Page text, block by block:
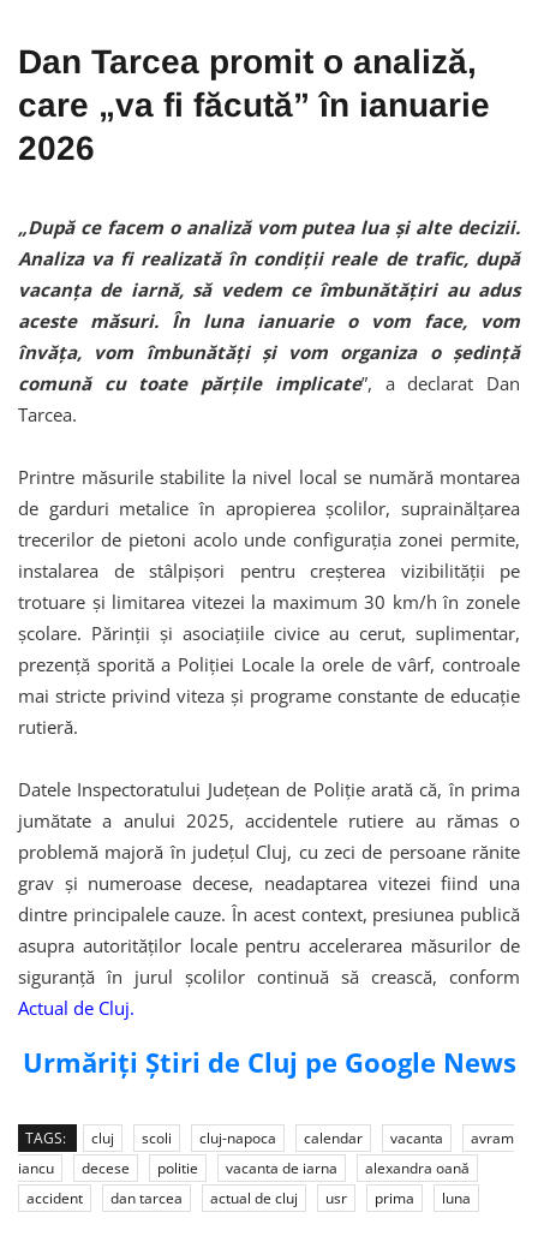
Dan Tarcea promit o analiză,
care „va fi făcută” în ianuarie
2026
„După ce facem o analiză vom putea lua și alte decizii.
Analiza va fi realizată în condiții reale de trafic, după
vacanța de iarnă, să vedem ce îmbunătățiri au adus
aceste măsuri. În luna ianuarie o vom face, vom
învăța, vom îmbunătăți și vom organiza o ședință
comună cu toate părțile implicate”, a declarat Dan
Tarcea.
Printre măsurile stabilite la nivel local se numără montarea
de garduri metalice în apropierea școlilor, suprainălțarea
trecerilor de pietoni acolo unde configurația zonei permite,
instalarea de stâlpișori pentru creșterea vizibilității pe
trotuare și limitarea vitezei la maximum 30 km/h în zonele
școlare. Părinții și asociațiile civice au cerut, suplimentar,
prezență sporită a Poliției Locale la orele de vârf, controale
mai stricte privind viteza și programe constante de educație
rutieră.
Datele Inspectoratului Județean de Poliție arată că, în prima
jumătate a anului 2025, accidentele rutiere au rămas o
problemă majoră în județul Cluj, cu zeci de persoane rănite
grav și numeroase decese, neadaptarea vitezei fiind una
dintre principalele cauze. În acest context, presiunea publică
asupra autorităților locale pentru accelerarea măsurilor de
siguranță în jurul școlilor continuă să crească, conform
Actual de Cluj.
Urmăriți Știri de Cluj pe Google News
TAGS: cluj scoli cluj-napoca calendar vacanta
avram
iancu
decese politie vacanta de iarna
alexandra oană
accident
dan tarcea actual de cluj usr prima luna